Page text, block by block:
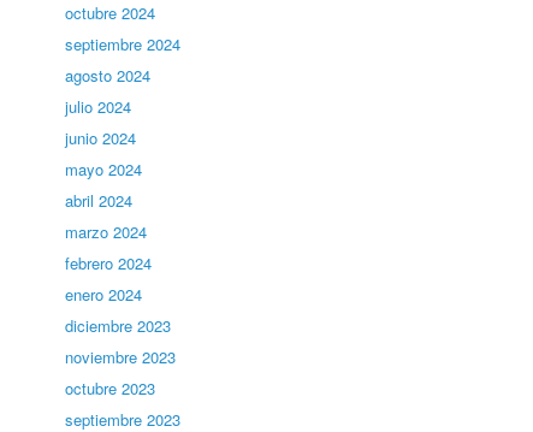
octubre 2024
septiembre 2024
agosto 2024
julio 2024
junio 2024
mayo 2024
abril 2024
marzo 2024
febrero 2024
enero 2024
diciembre 2023
noviembre 2023
octubre 2023
septiembre 2023